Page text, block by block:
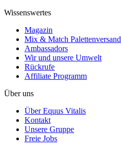
Wissenswertes
Magazin
Mix & Match Palettenversand
Ambassadors
Wir und unsere Umwelt
Rückrufe
Affiliate Programm
Über uns
Über Equus Vitalis
Kontakt
Unsere Gruppe
Freie Jobs